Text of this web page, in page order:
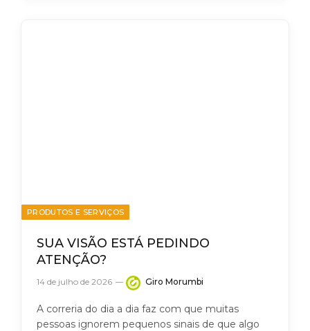
PRODUTOS E SERVIÇOS
SUA VISÃO ESTÁ PEDINDO
ATENÇÃO?
14 de julho de 2026 Giro Morumbi
A correria do dia a dia faz com que muitas
pessoas ignorem pequenos sinais de que algo